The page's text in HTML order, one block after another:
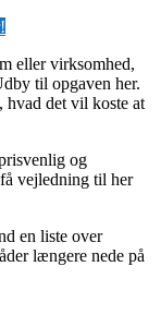
eller virksomhed,
til opgaven her.
hvad det vil koste at
og
vejledning til her
en liste over
længere nede på